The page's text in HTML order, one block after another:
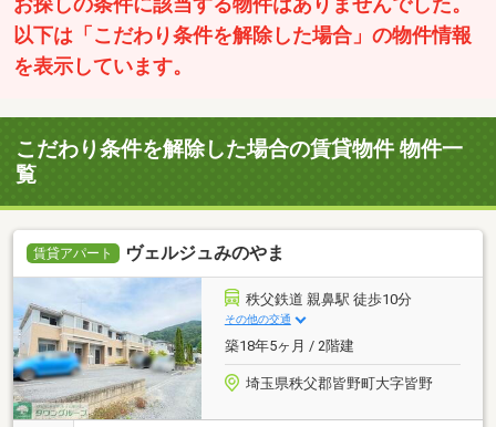
お探しの条件に該当する物件はありませんでした。
以下は「こだわり条件を解除した場合」の物件情報
を表示しています。
こだわり条件を解除した場合の賃貸物件 物件一
覧
賃貸アパート ヴェルジュみのやま
秩父鉄道 親鼻駅 徒歩10分
その他の交通
築18年5ヶ月 / 2階建
埼玉県秩父郡皆野町大字皆野